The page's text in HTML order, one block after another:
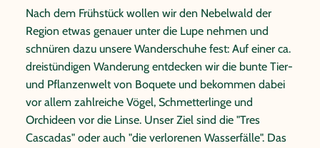
Nach dem Frühstück wollen wir den Nebelwald der
Region etwas genauer unter die Lupe nehmen und
schnüren dazu unsere Wanderschuhe fest: Auf einer ca.
dreistündigen Wanderung entdecken wir die bunte Tier-
und Pflanzenwelt von Boquete und bekommen dabei
vor allem zahlreiche Vögel, Schmetterlinge und
Orchideen vor die Linse. Unser Ziel sind die "Tres
Cascadas" oder auch "die verlorenen Wasserfälle". Das